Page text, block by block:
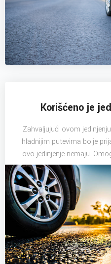
Korišćeno je
Zahvaljujući ovom
hladnijim putevima bolje
ovo jedinjenje nemaju.